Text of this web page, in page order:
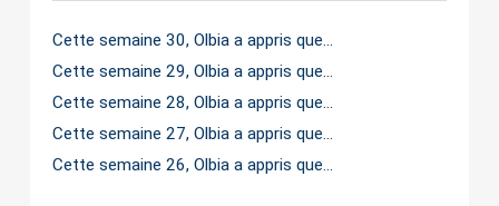
Cette semaine 30, Olbia a appris que…
Cette semaine 29, Olbia a appris que…
Cette semaine 28, Olbia a appris que…
Cette semaine 27, Olbia a appris que…
Cette semaine 26, Olbia a appris que…